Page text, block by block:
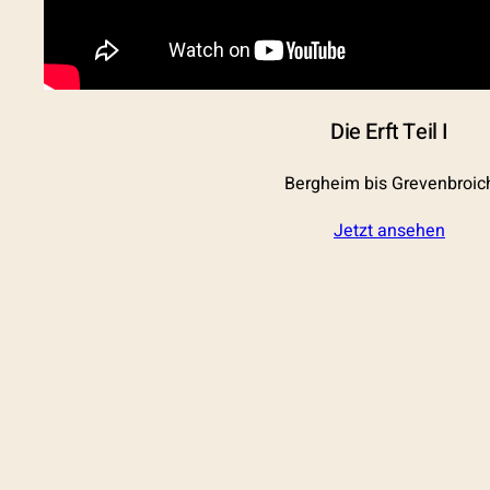
Die Erft Teil I
Bergheim bis
Jetzt ansehen